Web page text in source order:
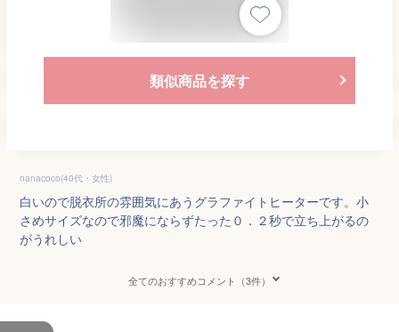
類似商品を探す
nanacoco(40代・女性)
白いので脱衣所の雰囲気にあうグラファイトヒーターです。小
さめサイズなので邪魔にならずたった０．２秒で立ち上がるの
がうれしい
全てのおすすめコメント（3件）